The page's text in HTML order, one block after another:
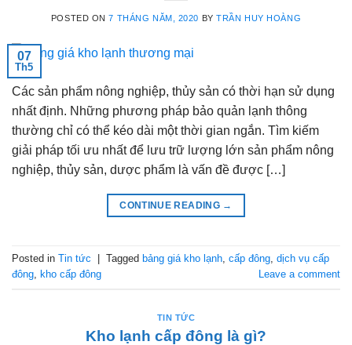
POSTED ON7 THÁNG NĂM, 2020 BYTRẦN HUY HOÀNG
07
Th5
Các sản phẩm nông nghiệp, thủy sản có thời hạn sử dụng
nhất định. Những phương pháp bảo quản lạnh thông
thường chỉ có thể kéo dài một thời gian ngắn. Tìm kiếm
giải pháp tối ưu nhất để lưu trữ lượng lớn sản phẩm nông
nghiệp, thủy sản, dược phẩm là vấn đề được […]
CONTINUE READING →
Posted in Tin tức Tagged bảng giá kho lạnh, cấp đông, dịch vụ cấp
đông, kho cấp đông Leave a comment
TIN TỨC
Kho lạnh cấp đông là gì?